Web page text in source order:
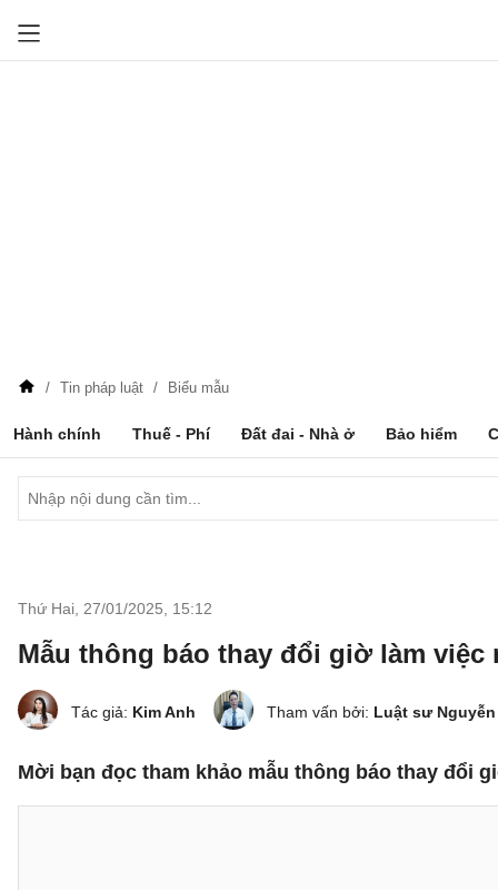
Tin pháp luật Biểu mẫu
Hành chính Thuế - Phí Đất đai - Nhà ở Bảo hiểm
Thứ Hai, 27/01/2025 15:12
Mẫu thông báo thay đổi giờ làm việc
Tác giả: Kim Anh Tham vấn bởi: Luật sư
Mời bạn đọc tham khảo mẫu thông báo thay đổi